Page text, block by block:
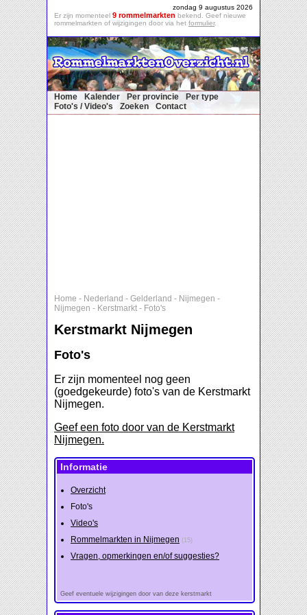
zondag 9 augustus 2026
Er zijn momenteel 9 rommelmarkten bekend. Geef nieuwe
rommelmarkten of wijzigingen door via het formulier.
Home Kalender Per provincie
Per type
Foto's / Video's
Zoeken Contact
Home - Nederland - Gelderland - Nijmegen -
Nijmegen - Kerstmarkt - Foto's
Kerstmarkt Nijmegen
Foto's
Er zijn momenteel nog geen
(goedgekeurde) foto's van de Kerstmarkt
Nijmegen.
Geef een foto door van de Kerstmarkt
Nijmegen.
Informatie
Overzicht
Foto's
Video's
Rommelmarkten in Nijmegen (15)
Vragen, opmerkingen en/of suggesties?
Geef eventuele wijzigingen door van deze kerstmarkt